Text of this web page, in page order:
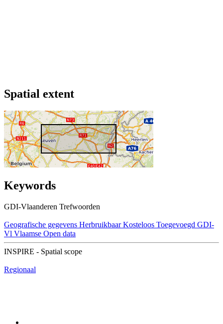
Spatial extent
Keywords
GDI-Vlaanderen Trefwoorden
Geografische gegevens Herbruikbaar Kosteloos Toegevoegd GDI-
Vl Vlaamse Open data
INSPIRE - Spatial scope
Regionaal